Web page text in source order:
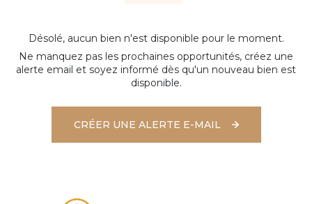
Désolé, aucun bien n'est disponible pour le moment.
Ne manquez pas les prochaines opportunités, créez une
alerte email et soyez informé dès qu'un nouveau bien est
disponible.
CRÉER UNE ALERTE E-MAIL